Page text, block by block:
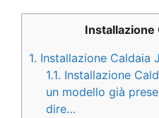
Installazione
1. Installazione Caldaia
1.1. Installazione
un modello già
dire…